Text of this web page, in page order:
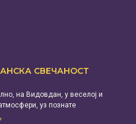
СВЕЧАНОСТ
на Видовдан, у веселој и
уз познате